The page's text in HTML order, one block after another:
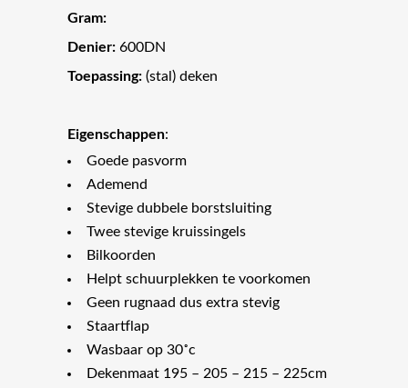
Gram:
Denier: 600DN
Toepassing: (stal) deken
Eigenschappen:
Goede pasvorm
Ademend
Stevige dubbele borstsluiting
Twee stevige kruissingels
Bilkoorden
Helpt schuurplekken te voorkomen
Geen rugnaad dus extra stevig
Staartflap
Wasbaar op 30˚c
Dekenmaat 195 – 205 – 215 – 225cm